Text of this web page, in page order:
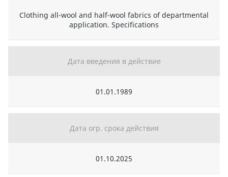
Clothing all-wool and half-wool fabrics of departmental
application. Specifications
Дата введения в действие
01.01.1989
Дата огр. срока действия
01.10.2025